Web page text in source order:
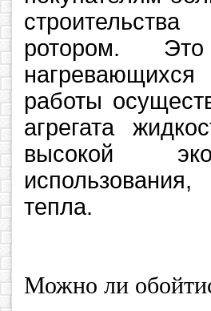
ротором.
работы
агрегата
высокой
тепла.
Можно ли